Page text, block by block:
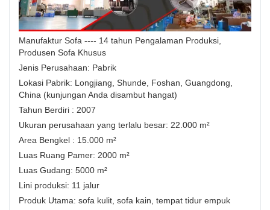
Manufaktur Sofa ---- 14 tahun Pengalaman Produksi,
Produsen Sofa Khusus
Jenis Perusahaan: Pabrik
Lokasi Pabrik: Longjiang, Shunde, Foshan, Guangdong,
China (kunjungan Anda disambut hangat)
Tahun Berdiri : 2007
Ukuran perusahaan yang terlalu besar: 22.000 m²
Area Bengkel : 15.000 m²
Luas Ruang Pamer: 2000 m²
Luas Gudang: 5000 m²
Lini produksi: 11 jalur
Produk Utama: sofa kulit, sofa kain, tempat tidur empuk